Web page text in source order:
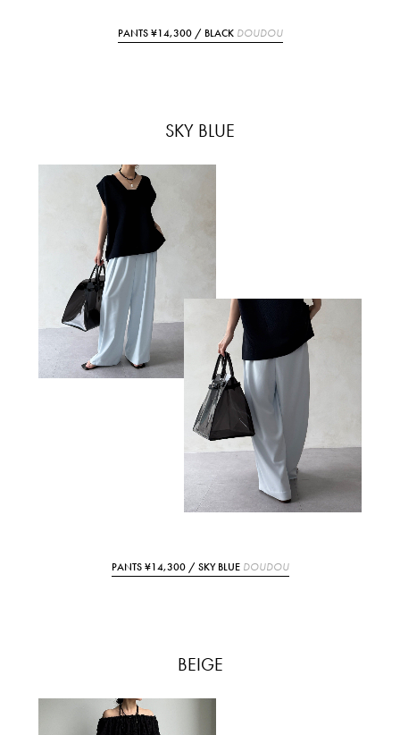
PANTS ¥14,300 / BLACKDOUDOU
SKY BLUE
PANTS ¥14,300 / SKY BLUEDOUDOU
BEIGE